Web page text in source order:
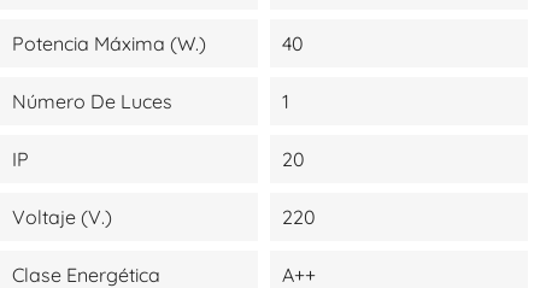
Potencia Máxima (W.) 40
Número De Luces 1
IP 20
Voltaje (V.) 220
Clase Energética A++